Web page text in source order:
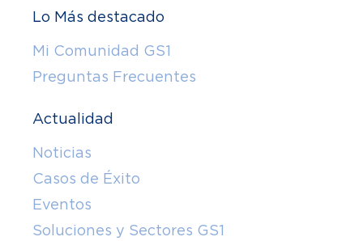
Lo Más destacado
Mi Comunidad GS1
Preguntas Frecuentes
Actualidad
Noticias
Casos de Éxito
Eventos
Soluciones y Sectores GS1